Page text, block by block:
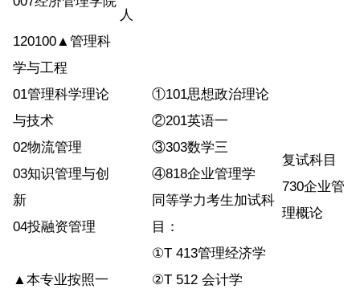
人
120100▲管理科
学与工程
01管理科学理论
与技术
02物流管理
03知识管理与创
新
04投融资管理
▲本专业按照一
①101思想政治理论
②201英语一
③303数学三
④818企业管理学
同等学力考生加试科
目：
①T 413管理经济学
②T 512 会计学
复试科目
730企业管
理概论